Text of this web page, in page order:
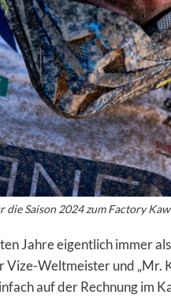
die Saison 2024 zum Factory
Jahre eigentlich immer
Vize-Weltmeister und „Mr.
auf der Rechnung im